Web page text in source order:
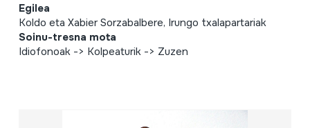
Egilea
Koldo eta Xabier Sorzabalbere, Irungo txalapartariak
Soinu-tresna mota
Idiofonoak -> Kolpeaturik -> Zuzen